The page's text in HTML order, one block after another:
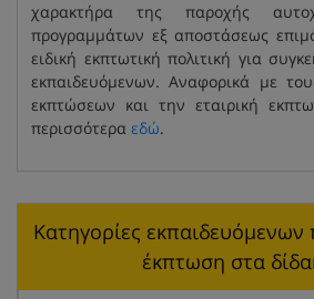
χαρακτήρα της παροχής
προγραμμάτων εξ αποστάσεως
ειδική εκπτωτική πολιτική για
εκπαιδευόμενων. Αναφορικά με
εκπτώσεων και την εταιρική
περισσότερα εδώ.
Κατηγορίες εκπαιδευόμενων
έκπτωση στα